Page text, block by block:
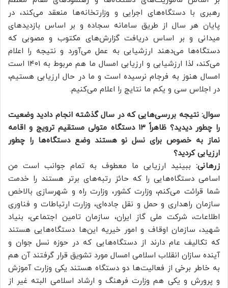
رهبری با دستگاه‌های اجرایی و وزارتخانه‌ها منعقد می‌کند، در
پایان هر سال از طریق سامانه سجاده و بر اساس بازدیدهای
میدانی و بر اساس دریافت گزارش‌های مکتوب و مصوبی که
دستگاه‌ها می‌دهند ارزشیابی به عمل می‌آورد و نتیجه را اعلام
می‌کند، لذا ارزشیابی و ارزیابی امسال ما هم مربوط به ۱۴۰۱ است
امسال هنوز به فرجام نرسیده است و ما در حال ارزیابی هستیم،
در اجلاس سی و یکم ما نتایج را اعلام می‌کنیم.
سوال: نتیجه بررسی‌هایی که در سال گذشته انجام دادید وضعیت
را چطور دیدید؟ ظاهراً ۱۳ دستگاه متولی مستقیم ترویج و اقامه
نماز به خصوص برای نسل نو هستند وضع دستگاه‌ها را چطور
ارزیابی کردید؟
زرهانی: ببینید ارزیابی ما معطوف به تمام جوانب است من
اسامی دستگاه‌هایی را که حائز رتبه‌های برتر هستند را خدمت
شما قرائت می‌کنم، وزارت کشور، وزارت راه و شهرسازی بالاخص
سازمان راهداری و حمل و نقل جاده‌ای، وزارت ارتباطات و فناوری
اطلاعات، شرکت ملی گاز ایران، سازمان تامین اجتماعی، بنیاد
شهید، سازمان اوقاف و امور خیریه این‌ها دستگاه‌هایی هستند
که تکالیف عام دارند از دستگاه‌هایی که در حوزه نسل جوان و
آینده سازان انقلاب اسلامی امسال مورد تشویق قرار گرفتند آن هم
به خاطر برخی از فعالیت‌ها دو دستگاه هستند یکی وزارت آموزش
و پرورش و یکی هم وزارت فرهنگ و ارشاد اسلامی البته غیر از